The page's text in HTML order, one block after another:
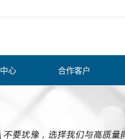
心
闻
闻
问题
合作客户